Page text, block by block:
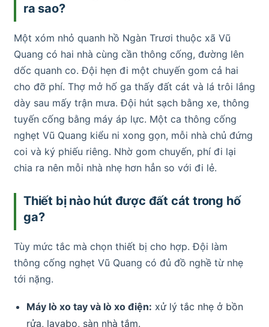
ra sao?
Một xóm nhỏ quanh hồ Ngàn Trươi thuộc xã Vũ
Quang có hai nhà cùng cần thông cống, đường lên
dốc quanh co. Đội hẹn đi một chuyến gom cả hai
cho đỡ phí. Thợ mở hố ga thấy đất cát và lá trôi lắng
dày sau mấy trận mưa. Đội hút sạch bằng xe, thông
tuyến cống bằng máy áp lực. Một ca thông cống
nghẹt Vũ Quang kiểu ni xong gọn, mỗi nhà chủ đứng
coi và ký phiếu riêng. Nhờ gom chuyến, phí đi lại
chia ra nên mỗi nhà nhẹ hơn hẳn so với đi lẻ.
Thiết bị nào hút được đất cát trong hố
ga?
Tùy mức tắc mà chọn thiết bị cho hợp. Đội làm
thông cống nghẹt Vũ Quang có đủ đồ nghề từ nhẹ
tới nặng.
Máy lò xo tay và lò xo điện: xử lý tắc nhẹ ở bồn
rửa, lavabo, sàn nhà tắm.